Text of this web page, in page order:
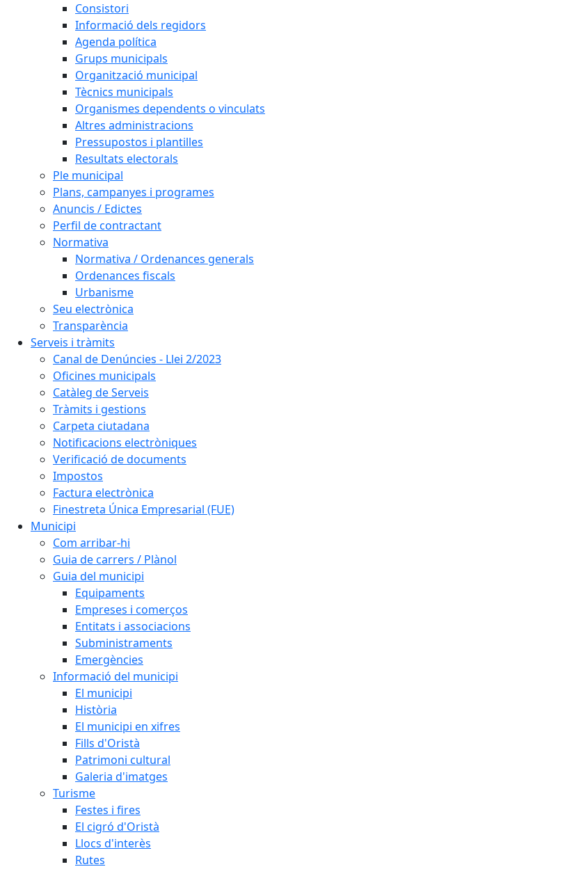
Consistori
Informació dels regidors
Agenda política
Grups municipals
Organització municipal
Tècnics municipals
Organismes dependents o vinculats
Altres administracions
Pressupostos i plantilles
Resultats electorals
Ple municipal
Plans, campanyes i programes
Anuncis / Edictes
Perfil de contractant
Normativa
Normativa / Ordenances generals
Ordenances fiscals
Urbanisme
Seu electrònica
Transparència
Serveis i tràmits
Canal de Denúncies - Llei 2/2023
Oficines municipals
Catàleg de Serveis
Tràmits i gestions
Carpeta ciutadana
Notificacions electròniques
Verificació de documents
Impostos
Factura electrònica
Finestreta Única Empresarial (FUE)
Municipi
Com arribar-hi
Guia de carrers / Plànol
Guia del municipi
Equipaments
Empreses i comerços
Entitats i associacions
Subministraments
Emergències
Informació del municipi
El municipi
Història
El municipi en xifres
Fills d'Oristà
Patrimoni cultural
Galeria d'imatges
Turisme
Festes i fires
El cigró d'Oristà
Llocs d'interès
Rutes